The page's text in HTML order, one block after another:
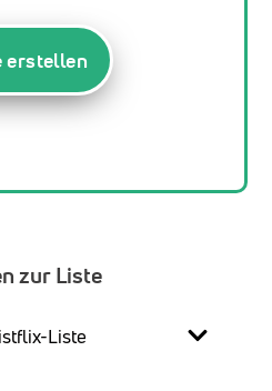
erstellen
zur Liste
Liste